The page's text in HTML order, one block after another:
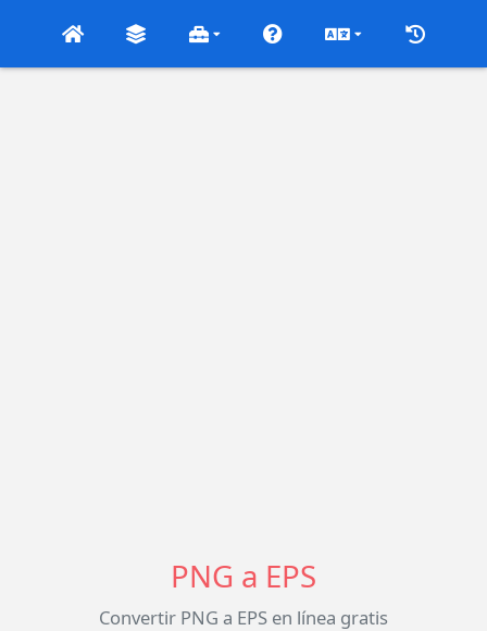
PNG a EPS
Convertir PNG a EPS en línea gratis